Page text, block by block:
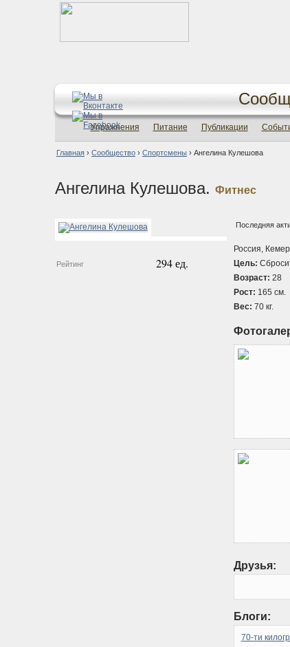
Упражнения Питание Публикации
Главная › Сообщество › Спортсмены › Ангелина Кулешова
Ангелина Кулешова. Фитнес
Рейтинг 294 ед.
Последняя
Россия,
Цель:
Возраст: 28
Рост: 165 см.
Вес: 70 кг.
Друзья:
Блоги:
70-ти